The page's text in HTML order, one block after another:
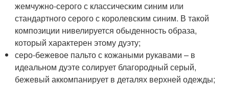
жемчужно-серого с классическим синим или
стандартного серого с королевским синим. В такой
композиции нивелируется обыденность образа,
который характерен этому дуэту;
серо-бежевое пальто с кожаными рукавами – в
идеальном дуэте солирует благородный серый,
бежевый аккомпанирует в деталях верхней одежды;